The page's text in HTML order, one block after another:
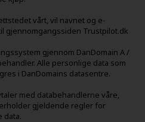
vårt, vil navnet og e-
gjennomgangssiden Trustpilot.dk
gjennom DanDomain A /
Alle personlige data som
i DanDomains datasentre.
med databehandlerne våre,
gjeldende regler for
data.